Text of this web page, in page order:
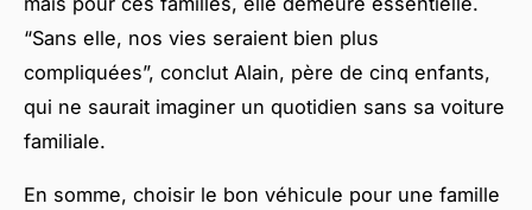
“Sans elle, nos vies seraient bien plus
compliquées”, conclut Alain, père de cinq enfants,
qui ne saurait imaginer un quotidien sans sa voiture
familiale.
En somme, choisir le bon véhicule pour une famille